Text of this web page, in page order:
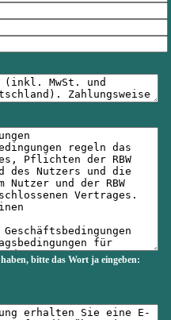
bitte das Wort ja eingeben: